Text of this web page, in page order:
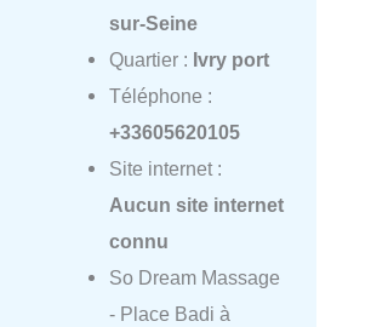
sur-Seine
Quartier : Ivry port
Téléphone :
+33605620105
Site internet :
Aucun site internet
connu
So Dream Massage
- Place Badi à